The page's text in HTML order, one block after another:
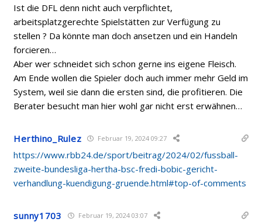
Ist die DFL denn nicht auch verpflichtet,
arbeitsplatzgerechte Spielstätten zur Verfügung zu
stellen ? Da könnte man doch ansetzen und ein Handeln
forcieren…
Aber wer schneidet sich schon gerne ins eigene Fleisch.
Am Ende wollen die Spieler doch auch immer mehr Geld im
System, weil sie dann die ersten sind, die profitieren. Die
Berater besucht man hier wohl gar nicht erst erwähnen…
Herthino_Rulez Februar 19, 2024 09:27
https://www.rbb24.de/sport/beitrag/2024/02/fussball-
zweite-bundesliga-hertha-bsc-fredi-bobic-gericht-
verhandlung-kuendigung-gruende.html#top-of-comments
sunny1703 Februar 19, 2024 03:07